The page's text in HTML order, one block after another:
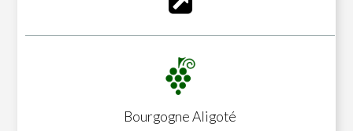
Bourgogne Aligoté